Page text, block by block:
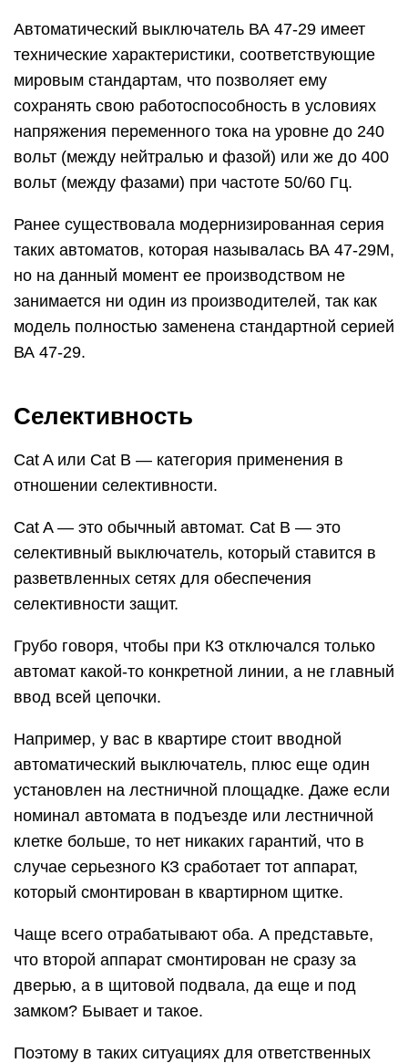
Автоматический выключатель ВА 47-29 имеет
технические характеристики, соответствующие
мировым стандартам, что позволяет ему
сохранять свою работоспособность в условиях
напряжения переменного тока на уровне до 240
вольт (между нейтралью и фазой) или же до 400
вольт (между фазами) при частоте 50/60 Гц.
Ранее существовала модернизированная серия
таких автоматов, которая называлась ВА 47-29М,
но на данный момент ее производством не
занимается ни один из производителей, так как
модель полностью заменена стандартной серией
ВА 47-29.
Селективность
Cat A или Cat B — категория применения в
отношении селективности.
Cat A — это обычный автомат. Cat B — это
селективный выключатель, который ставится в
разветвленных сетях для обеспечения
селективности защит.
Грубо говоря, чтобы при КЗ отключался только
автомат какой-то конкретной линии, а не главный
ввод всей цепочки.
Например, у вас в квартире стоит вводной
автоматический выключатель, плюс еще один
установлен на лестничной площадке. Даже если
номинал автомата в подъезде или лестничной
клетке больше, то нет никаких гарантий, что в
случае серьезного КЗ сработает тот аппарат,
который смонтирован в квартирном щитке.
Чаще всего отрабатывают оба. А представьте,
что второй аппарат смонтирован не сразу за
дверью, а в щитовой подвала, да еще и под
замком? Бывает и такое.
Поэтому в таких ситуациях для ответственных